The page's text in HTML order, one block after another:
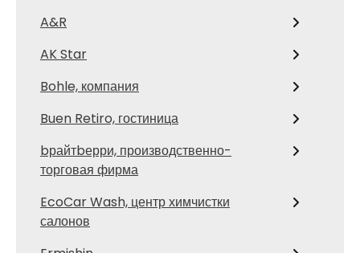
A&R
AK Star
Bohle, компания
Buen Retiro, гостиница
bрайтbерри, производственно-
торговая фирма
EcoCar Wash, центр химчистки
салонов